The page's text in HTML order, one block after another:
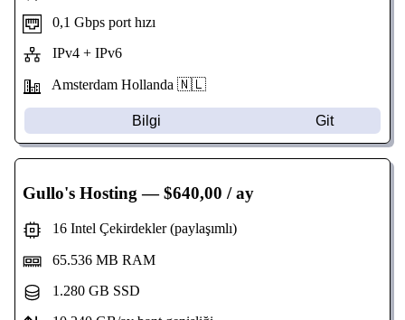
0,1 Gbps port hızı
IPv4 + IPv6
Amsterdam Hollanda 🇳🇱
Bilgi Git
Gullo's Hosting — $640,00 / ay
16 Intel Çekirdekler (paylaşımlı)
65.536 MB RAM
1.280 GB SSD